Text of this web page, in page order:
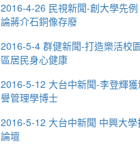
2016-4-26 民視新聞-創大學先
論蔣介石銅像存廢
2016-5-4 群健新聞-打造樂活校
區居民身心健康
2016-5-12 大台中新聞-李登輝
譽管理學博士
2016-5-12 大台中新聞 中興大學
論壇